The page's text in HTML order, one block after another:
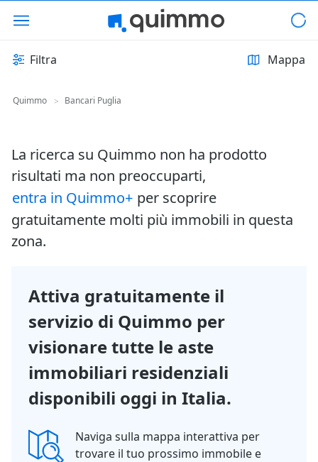
Filtra Mappa
Quimmo > Bancari Puglia
La ricerca su Quimmo non ha prodotto
risultati ma non preoccuparti,
entra in Quimmo+ per scoprire
gratuitamente molti più immobili in questa
zona.
Attiva gratuitamente il
servizio di Quimmo per
visionare tutte le aste
immobiliari residenziali
disponibili oggi in Italia.
Naviga sulla mappa interattiva per
trovare il tuo prossimo immobile e